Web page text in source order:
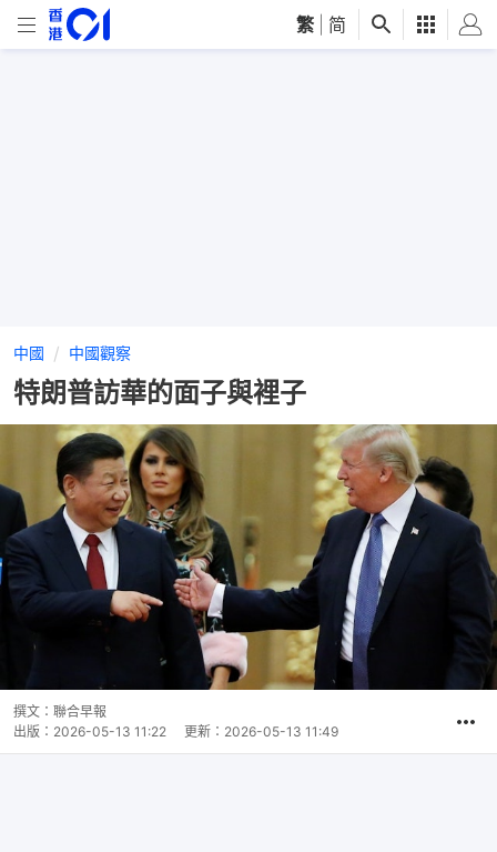
繁 简
中國 中國觀察
特朗普訪華的面子與裡子
撰文： 聯合早報
出版： 2026-05-13 11:22 更新： 2026-05-13 11:49